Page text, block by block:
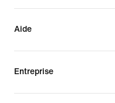
Aide
Entreprise